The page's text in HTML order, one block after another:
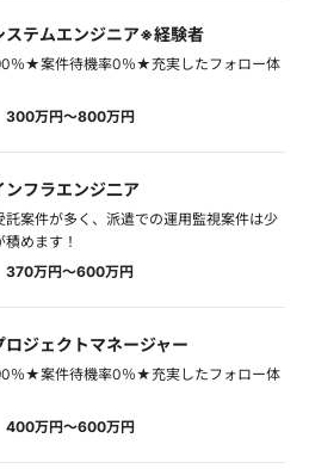
ステムエンジニア※経験者
％★案件待機率0％★充実したフォロー体
万円～800万円
ンフラエンジ二ア
託案件が多く、派遣での運用監視案件は少
めます！
万円～600万円
ロジェクトマネージャー
％★案件待機率0％★充実したフォロー体
万円～600万円